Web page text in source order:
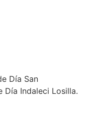
Día San
Indaleci Losilla.